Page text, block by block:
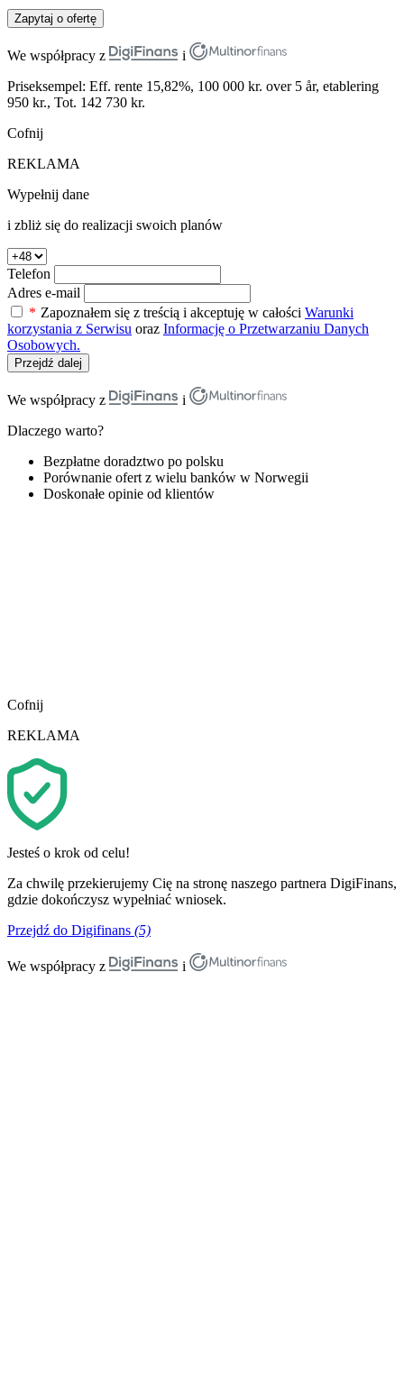
Zapytaj o ofertę
We współpracy z
i
Priseksempel: Eff. rente 15,82%, 100 000 kr. over 5 år, etablering
950 kr., Tot. 142 730 kr.
Cofnij
REKLAMA
Wypełnij dane
i zbliż się do realizacji swoich planów
Telefon
Adres e-mail
* Zapoznałem się z treścią i akceptuję w całości Warunki
korzystania z Serwisu oraz Informację o Przetwarzaniu Danych
Osobowych.
Przejdź dalej
We współpracy z
i
Dlaczego warto?
Bezpłatne doradztwo po polsku
Porównanie ofert z wielu banków w Norwegii
Doskonałe opinie od klientów
Cofnij
REKLAMA
Jesteś o krok od celu!
Za chwilę przekierujemy Cię na stronę naszego partnera DigiFinans,
gdzie dokończysz wypełniać wniosek.
Przejdź do Digifinans (5)
We współpracy z i